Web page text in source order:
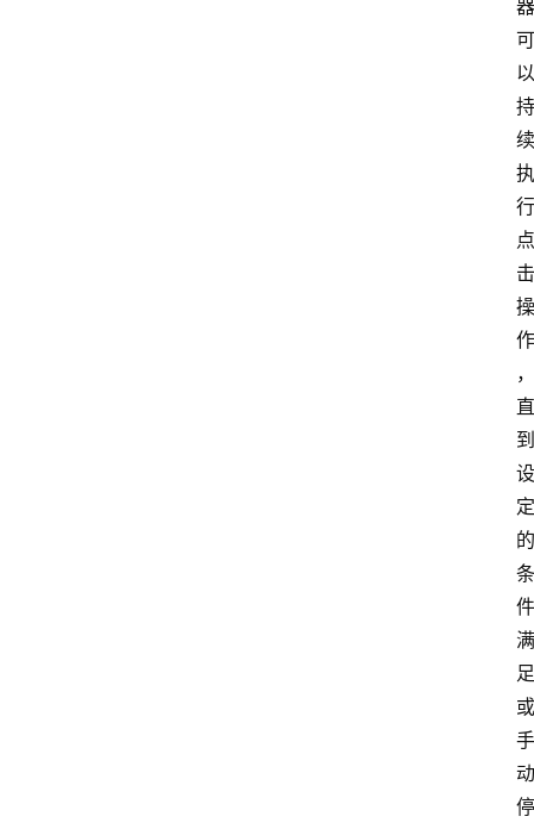
器
可
以
持
续
执
行
点
击
操
作
，
直
到
设
定
的
条
件
满
足
或
手
动
停